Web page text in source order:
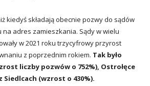
kiedyś składają obecnie pozwy do sądów
na adres zamieszkania. Sądy w wielu
w 2021 roku trzycyfrowy przyrost
z poprzednim rokiem. Tak było
liczby pozwów o 752%), Ostrołęce
Siedlcach (wzrost o 430%).